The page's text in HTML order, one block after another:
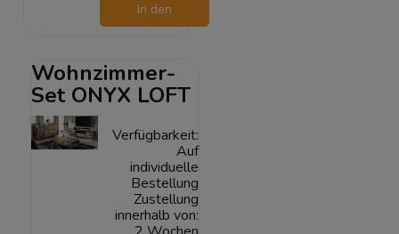
In den
Wohnzimmer-
Set ONYX LOFT
Verfügbarkeit:
Auf
individuelle
Bestellung
Zustellung
innerhalb von: